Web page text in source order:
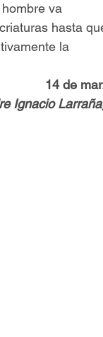
va
hasta
la
14 de
Ignacio